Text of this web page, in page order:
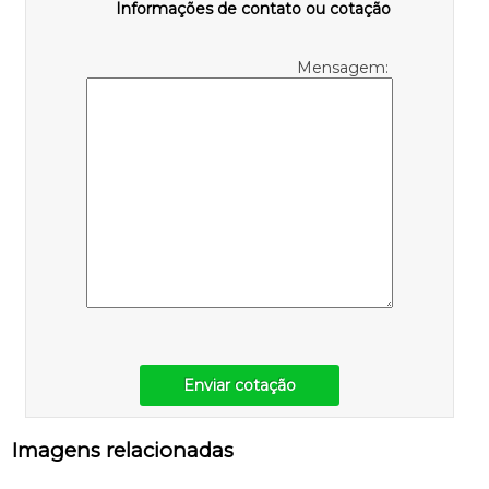
Informações de contato ou cotação
Mensagem:
Enviar cotação
Imagens relacionadas